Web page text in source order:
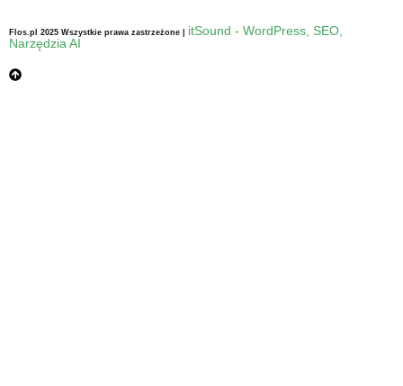
Flos.pl 2025 Wszystkie prawa zastrzeżone | itSound - WordPress, SEO,
Narzędzia AI